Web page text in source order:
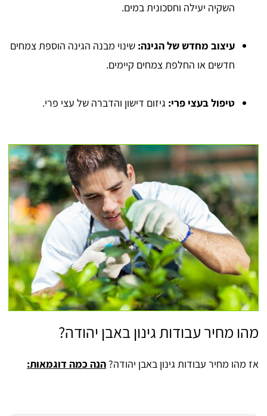
השקיה יעילה וחסכונית במים.
עיצוב מחדש של הגינה: שינוי מבנה הגינה הוספת צמחים
חדשים או החלפת צמחים קיימים.
טיפול בעצי פרי: גיזום דישון והדברה של עצי פרי.
מהו מחיר עבודות גינון באבן יהודה?
אז מהו מחיר עבודות גינון באבן יהודה? הנה כמה דוגמאות: